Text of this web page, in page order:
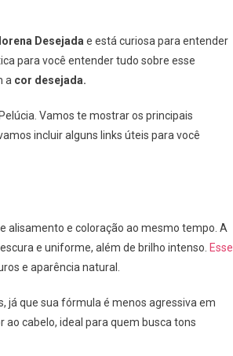
Desejada e está curiosa para entender
para você entender tudo sobre esse
a cor desejada.
Vamos te mostrar os principais
incluir alguns links úteis para você
alisamento e coloração ao mesmo tempo. A
e uniforme, além de brilho intenso. Esse
e aparência natural.
já que sua fórmula é menos agressiva em
cabelo, ideal para quem busca tons